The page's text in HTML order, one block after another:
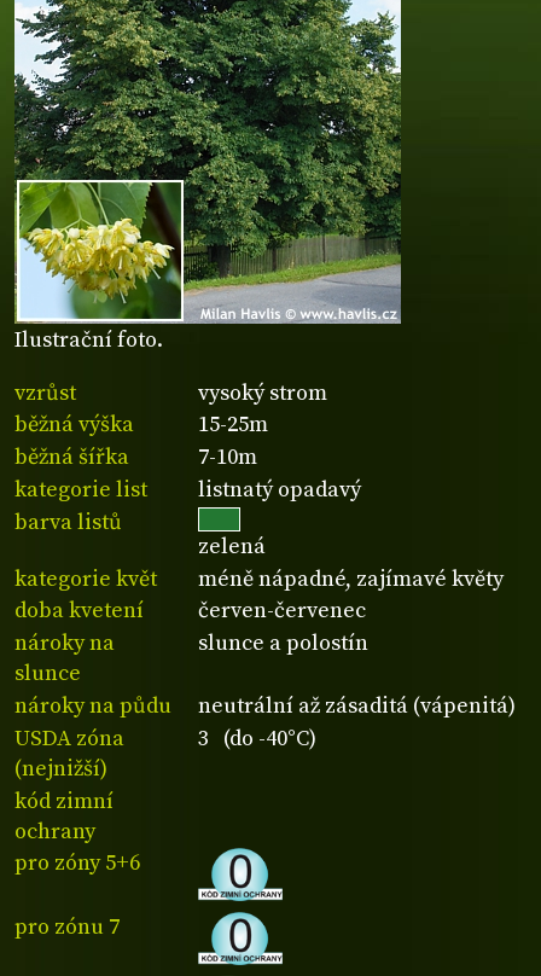
Ilustrační foto.
vzrůst
vysoký strom
běžná výška
15-25m
běžná šířka
7-10m
kategorie list
listnatý opadavý
barva listů
zelená
kategorie květ
méně nápadné, zajímavé květy
doba kvetení
červen-červenec
nároky na
slunce
slunce a polostín
nároky na půdu
neutrální až zásaditá (vápenitá)
USDA zóna
(nejnižší)
3 (do -40°C)
kód zimní
ochrany
pro zóny 5+6
pro zónu 7